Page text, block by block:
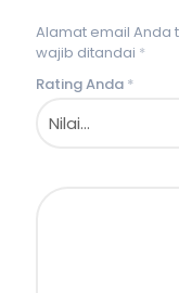
Alamat email Anda
wajib ditandai *
Rating Anda *